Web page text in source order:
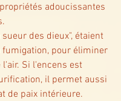
adoucissantes
sueur des dieux", étaient
pour éliminer
Si l'encens est
il permet aussi
de paix intérieure.